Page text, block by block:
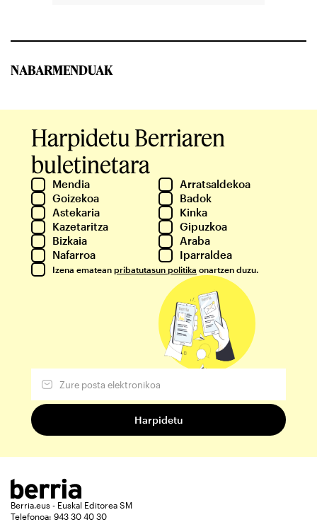
NABARMENDUAK
Harpidetu Berriaren
buletinetara
Mendia
Arratsaldekoa
Goizekoa
Badok
Astekaria
Kinka
Kazetaritza
Gipuzkoa
Bizkaia
Araba
Nafarroa
Iparraldea
Izena ematean pribatutasun politika onartzen duzu.
Berria.eus - Euskal Editorea SM
Telefonoa: 943 30 40 30